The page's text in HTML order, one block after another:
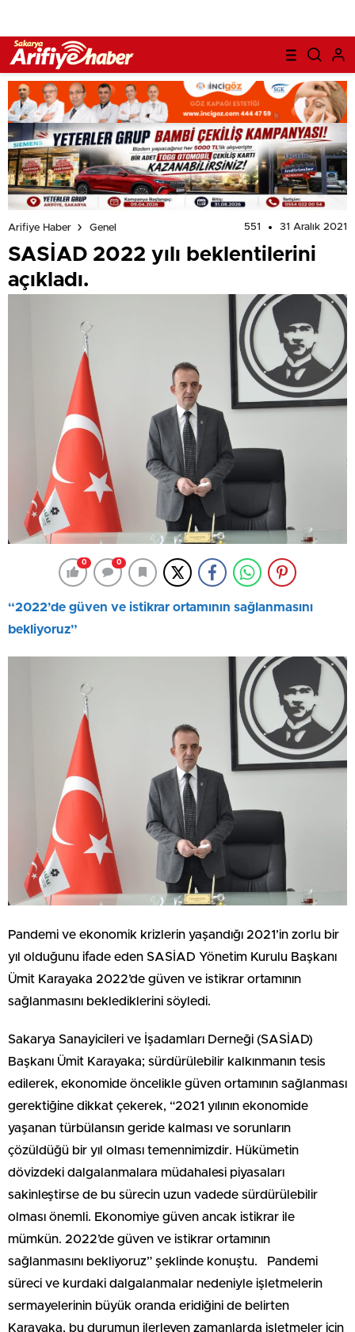
Arifiye Haber Genel 551 31 Aralık 2021
SASİAD 2022 yılı beklentilerini
açıkladı.
0 0
“2022’de güven ve istikrar ortamının sağlanmasını
bekliyoruz”
Pandemi ve ekonomik krizlerin yaşandığı 2021’in zorlu bir
yıl olduğunu ifade eden SASİAD Yönetim Kurulu Başkanı
Ümit Karayaka 2022’de güven ve istikrar ortamının
sağlanmasını beklediklerini söyledi.
Sakarya Sanayicileri ve İşadamları Derneği (SASİAD)
Başkanı Ümit Karayaka; sürdürülebilir kalkınmanın tesis
edilerek, ekonomide öncelikle güven ortamının sağlanması
gerektiğine dikkat çekerek, “2021 yılının ekonomide
yaşanan türbülansın geride kalması ve sorunların
çözüldüğü bir yıl olması temennimizdir. Hükümetin
dövizdeki dalgalanmalara müdahalesi piyasaları
sakinleştirse de bu sürecin uzun vadede sürdürülebilir
olması önemli. Ekonomiye güven ancak istikrar ile
mümkün. 2022’de güven ve istikrar ortamının
sağlanmasını bekliyoruz” şeklinde konuştu. Pandemi
süreci ve kurdaki dalgalanmalar nedeniyle işletmelerin
sermayelerinin büyük oranda eridiğini de belirten
Karayaka, bu durumun ilerleyen zamanlarda işletmeler için